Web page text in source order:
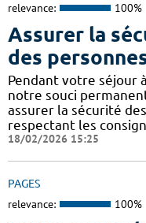
relevance: 100%
Assurer la
des
Pendant votre séjour
notre souci
assurer la sécurité
respectant les
18/02/2026 15:25
PAGES
relevance: 100%